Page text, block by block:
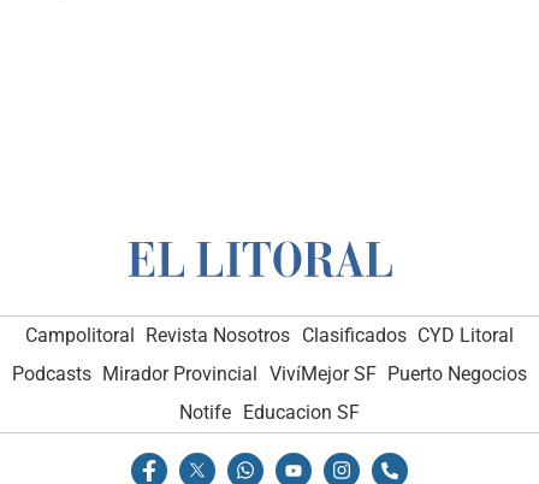
Campolitoral Revista Nosotros Clasificados CYD Litoral
Podcasts Mirador Provincial VivíMejor SF Puerto Negocios
Notife Educacion SF